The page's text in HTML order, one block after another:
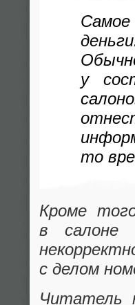
у
то
Кроме
в салоне
с делом
Читатель